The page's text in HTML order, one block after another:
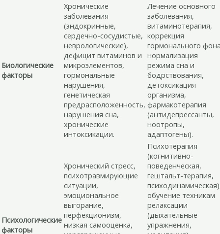
Биологические
факторы
Хронические
заболевания
(эндокринные,
сердечно-сосудистые,
неврологические),
дефицит витаминов и
микроэлементов,
гормональные
нарушения,
генетическая
предрасположенность,
нарушения сна,
хронические
интоксикации.
Лечение основного
заболевания,
витаминотерапия,
коррекция
гормонального
нормализация
режима сна и
бодрствования,
детоксикация
организма,
фармакотерапия
(антидепрессанты,
ноотропы,
адаптогены).
Психологические
факторы
Хронический стресс,
психотравмирующие
ситуации,
эмоциональное
выгорание,
перфекционизм,
низкая самооценка,
Психотерапия
(когнитивно-
поведенческая,
гештальт-терапия,
обучение техникам
релаксации
(дыхательные
упражнения,